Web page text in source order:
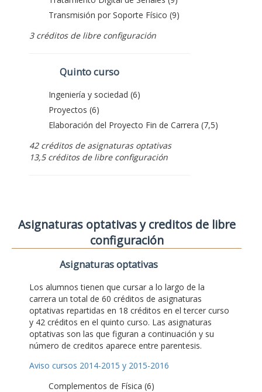
Transmisión por Soporte Físico (9)
3 créditos de libre configuración
Quinto curso
Ingeniería y sociedad (6)
Proyectos (6)
Elaboración del Proyecto Fin de Carrera (7,5)
42 créditos de asignaturas optativas
13,5 créditos de libre configuración
Asignaturas optativas y creditos de libre
configuración
Asignaturas optativas
Los alumnos tienen que cursar a lo largo de la
carrera un total de 60 créditos de asignaturas
optativas repartidas en 18 créditos en el tercer curso
y 42 créditos en el quinto curso. Las asignaturas
optativas son las que figuran a continuación y su
número de creditos aparece entre parentesis.
Aviso cursos 2014-2015 y 2015-2016
Complementos de Física (6)